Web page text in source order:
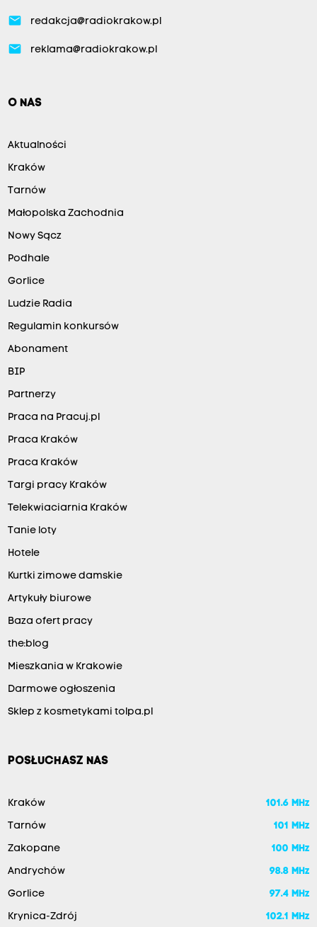
email redakcja@radiokrakow.pl
email reklama@radiokrakow.pl
O NAS
Aktualności
Kraków
Tarnów
Małopolska Zachodnia
Nowy Sącz
Podhale
Gorlice
Ludzie Radia
Regulamin konkursów
Abonament
BIP
Partnerzy
Praca na Pracuj.pl
Praca Kraków
Praca Kraków
Targi pracy Kraków
Telekwiaciarnia Kraków
Tanie loty
Hotele
Kurtki zimowe damskie
Artykuły biurowe
Baza ofert pracy
the:blog
Mieszkania w Krakowie
Darmowe ogłoszenia
Sklep z kosmetykami tolpa.pl
POSŁUCHASZ NAS
Kraków 101.6 MHz
Tarnów 101 MHz
Zakopane 100 MHz
Andrychów 98.8 MHz
Gorlice 97.4 MHz
Krynica-Zdrój 102.1 MHz